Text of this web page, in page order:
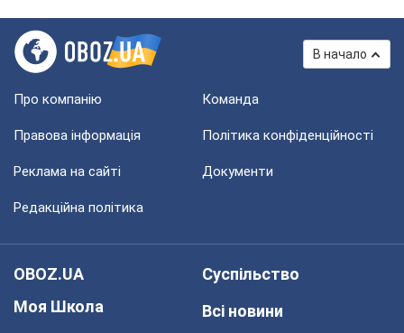
В начало
Про компанію Команда
Правова інформація Політика конфіденційності
Реклама на сайті Документи
Редакційна політика
OBOZ.UA
Моя Школа
Суспільство
Всі новини